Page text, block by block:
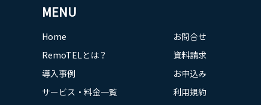
すでにIVRをご利用中の皆様も、 案内メニューの見直し
季節やキャンペーンに応じた一時的な振り分け設定 な
ど、少しの工夫でさらに便利にお使いいただけます。
詳しい事例はこちら 👉 導入事例を読
ーディな導入が可能です。 主な特徴 PC／スマホで会社
て対応可能 現行番号の継続利用 or 新規取得どちらも
コールセンター品質のクラウド基盤で安心 工事不要＆
最短1営業日稼働 → トラブル廃止、スピード導入可 豊
富な機能（基本＋オプション） 保留・転送・IVR／着信
ルーティング・営業時間設定・共有電話帳・通話履
MENU
Home
RemoTELとは？
導入事例
サービス・料金一覧
お問合せ
資料請求
お申込み
利用規約